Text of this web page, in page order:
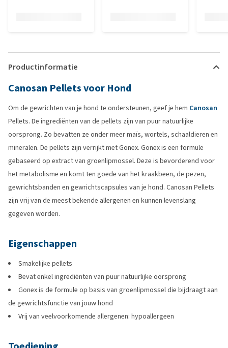
Productinformatie
Canosan Pellets voor Hond
Om de gewrichten van je hond te ondersteunen, geef je hem Canosan
Pellets. De ingrediënten van de pellets zijn van puur natuurlijke
oorsprong. Zo bevatten ze onder meer maïs, wortels, schaaldieren en
mineralen. De pellets zijn verrijkt met Gonex. Gonex is een formule
gebaseerd op extract van groenlipmossel. Deze is bevorderend voor
het metabolisme en komt ten goede van het kraakbeen, de pezen,
gewrichtsbanden en gewrichtscapsules van je hond. Canosan Pellets
zijn vrij van de meest bekende allergenen en kunnen levenslang
gegeven worden.
Eigenschappen
Smakelijke pellets
Bevat enkel ingrediënten van puur natuurlijke oorsprong
Gonex is de formule op basis van groenlipmossel die bijdraagt aan
de gewrichtsfunctie van jouw hond
Vrij van veelvoorkomende allergenen: hypoallergeen